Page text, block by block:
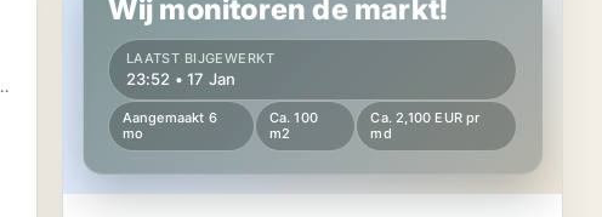
Wij monitoren de markt!
LAATST BIJGEWERKT
23:52 • 17 Jan
Aangemaakt 6
mo
Ca. 100
m2
Ca. 2,100 EUR pr
md